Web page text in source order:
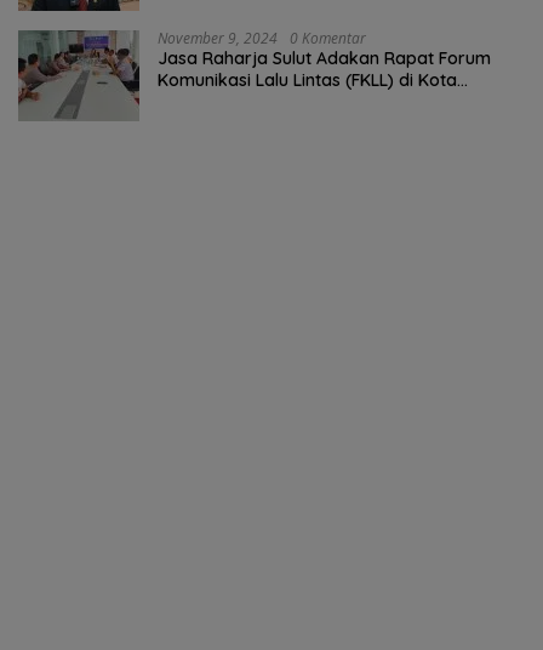
November 9, 2024 0 Komentar
Jasa Raharja Sulut Adakan Rapat Forum
Komunikasi Lalu Lintas (FKLL) di Kota